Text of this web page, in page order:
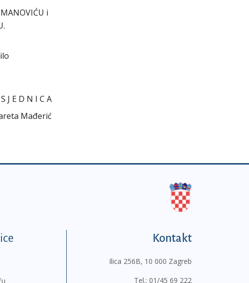
i
J E D N I C A
Kontakt
Ilica 256B, 10 000 Zagreb
Tel.: 01/45 69 222